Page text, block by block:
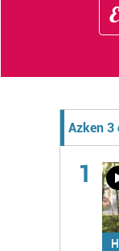
Azken 3
1